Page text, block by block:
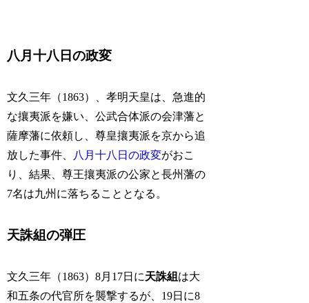
八月十八日の政変
文久三年（1863）、孝明天皇は、急進的
な攘夷派を嫌い、公武合体派の会津藩と
薩摩藩に依頼し、尊皇攘夷派を京から追
放した事件、
八月十八日の政変がおこ
り、結果、尊王攘夷派の公家と長州藩の
7名は九州に落ちることとなる。
天誅組の弾圧
文久三年（1863）8月17日に天誅組 は大
和五条の代官所を襲撃するが、19日に8